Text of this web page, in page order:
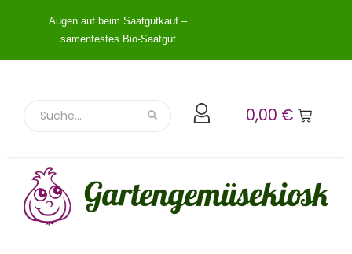
Augen auf beim Saatgutkauf –
samenfestes Bio-Saatgut
0,00 €